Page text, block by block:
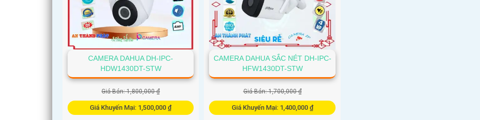
CAMERA DAHUA DH-IPC-
HDW1430DT-STW
Giá Bán: 1,800,000 ₫
Giá Khuyến Mại: 1,500,000 ₫
CAMERA DAHUA SẮC NÉT DH-IPC-
HFW1430DT-STW
Giá Bán: 1,700,000 ₫
Giá Khuyến Mại: 1,400,000 ₫